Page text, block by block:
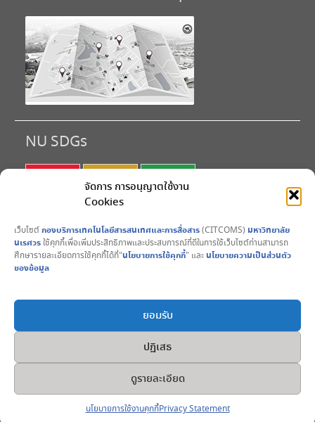
จัดการ การอนุญาตใช้งาน
Cookies
เว็บไซต์กองบริการเทคโนโลยีสารสนเทศและการสื่อสาร(CITCOMS) มหาวิทยาลัย
นเรศวรใช้คุกกี้เพื่อเพิ่มประสิทธิภาพและประสบการณ์ที่ดีในการใช้เว็บไซต์ท่านสามารถ
ศึกษารายละเอียดการใช้คุกกี้ได้ที่"นโยบายการใช้คุกกี้" และนโยบายความเป็นส่วนตัว
ของข้อมูล
ยอมรับ
ปฏิเสธ
ดูรายละเอียด
นโยบายการใช้งานคุกกี้Privacy Statement
NU SDGs
SDG 5
SDG 7
SDG 8
SDG 9
SDG10
SDG11
SDG12
Copyright © All rights reserved. 2017 CITCOMS มหาวิทยาลัย
นเรศวร Naresuan University
University Hub byWEN Themes